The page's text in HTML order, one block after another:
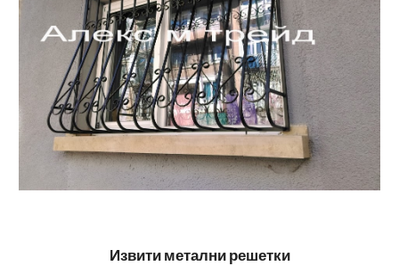
Извити метални решетки